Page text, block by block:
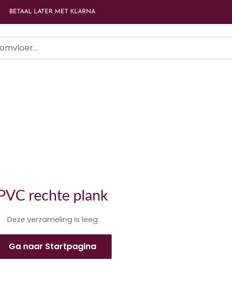
BETAAL LATER MET KLARNA
rechte plank
Deze verzameling is leeg
Ga naar Startpagina